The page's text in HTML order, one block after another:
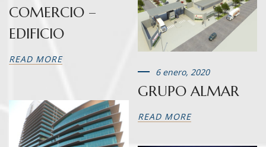
COMERCIO –
EDIFICIO
READ MORE
6 enero, 2020
GRUPO ALMAR
READ MORE